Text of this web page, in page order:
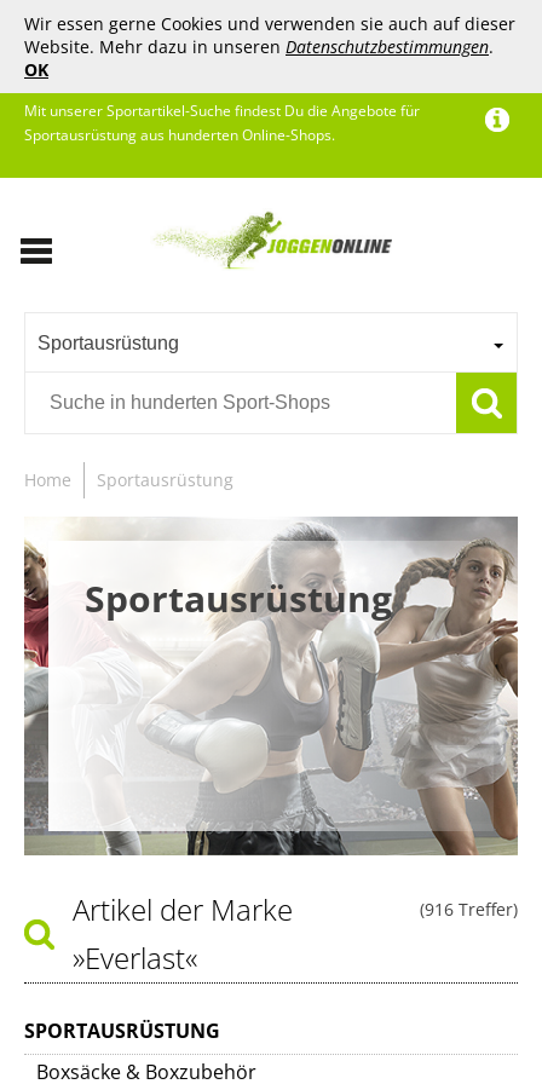
Wir essen gerne Cookies und verwenden sie auch auf dieser
Website. Mehr dazu in unseren Datenschutzbestimmungen.
OK
Mit unserer Sportartikel-Suche findest Du die Angebote für
Sportausrüstung aus hunderten Online-Shops.
Sportausrüstung
Home Sportausrüstung
Sportausrüstung
(916 Treffer)
Artikel der Marke
»Everlast«
SPORTAUSRÜSTUNG
Boxsäcke & Boxzubehör